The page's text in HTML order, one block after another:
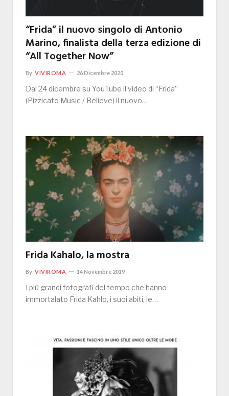
“Frida” il nuovo singolo di Antonio
Marino, finalista della terza edizione di
“All Together Now”
By VIVIROMA 26 Dicembre 2020
Dal 24 dicembre su YouTube il video di “Frida”
(Pizzicato Music / Believe) il nuovo…
Frida Kahalo, la mostra
By VIVIROMA 14 Novembre 2019
I più grandi fotografi del tempo che hanno
immortalato Frida Kahlo, i suoi abiti, le…